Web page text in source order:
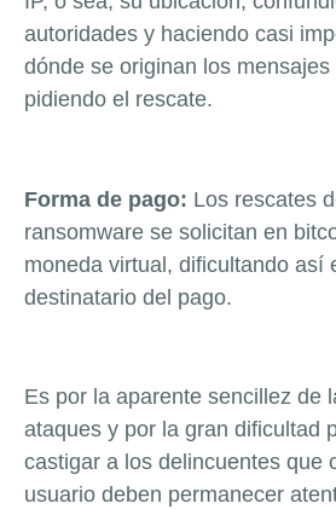
autoridades y haciendo casi
dónde se originan los mensajes
pidiendo el rescate.
Forma de pago: Los rescates
ransomware se solicitan en
moneda virtual, dificultando así
destinatario del pago.
Es por la aparente sencillez de
ataques y por la gran dificultad
castigar a los delincuentes que
usuario deben permanecer